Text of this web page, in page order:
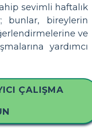
sevimli haftalık
bunlar, bireylerin
ve
yardımcı
ÇALIŞMA